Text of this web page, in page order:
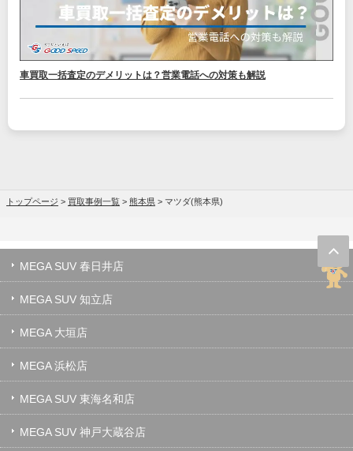
車買取一括査定のデメリットは？営業電話への対策も解説
トップページ > 買取事例一覧 > 熊本県 > マツダ(熊本県)
MEGA SUV 春日井店
MEGA SUV 知立店
MEGA 大垣店
MEGA 浜松店
MEGA SUV 東海名和店
MEGA SUV 神戸大蔵谷店